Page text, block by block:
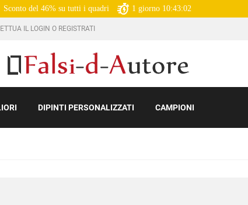
Sconto del 46% su tutti i quadri 1 giorno 10:43:01
IL LOGIN O REGISTRATI
DIPINTI PERSONALIZZATI CAMPIONI